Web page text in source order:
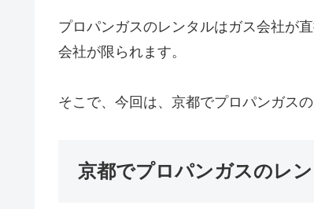
プロパンガスのレンタルはガス会社が
会社が限られます。
そこで、今回は、京都でプロパンガス
京都でプロパンガスのレ